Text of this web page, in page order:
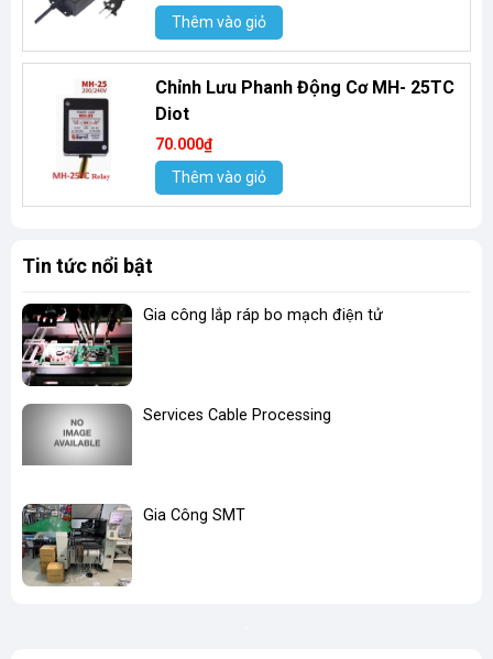
Thêm vào giỏ
Chỉnh Lưu Phanh Động Cơ MH- 25TC
Diot
70.000₫
Thêm vào giỏ
Tin tức nổi bật
Gia công lắp ráp bo mạch điện tử
Services Cable Processing
Gia Công SMT